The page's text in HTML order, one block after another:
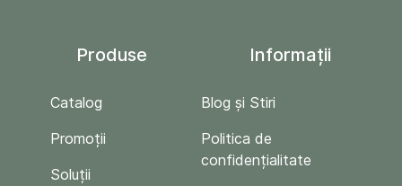
Produse
Catalog
Promoții
Soluții
Informații
Blog și Stiri
Politica de
confidențialitate